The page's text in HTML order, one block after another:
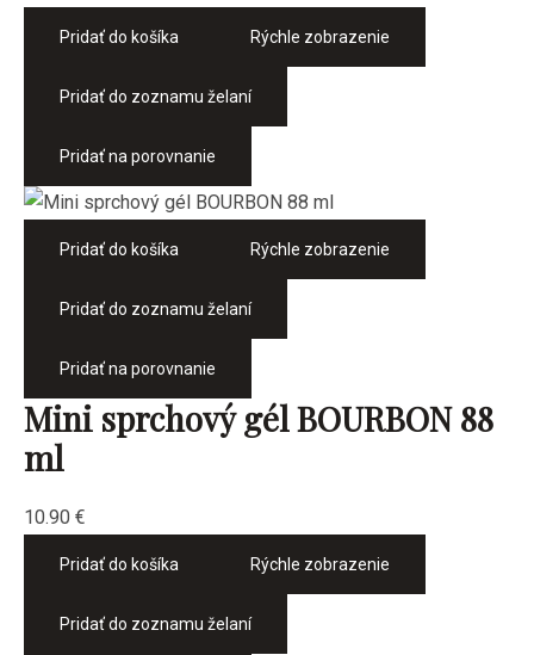
Pridať do košíka Rýchle zobrazenie
Pridať do zoznamu želaní
Pridať na porovnanie
Pridať do košíka Rýchle zobrazenie
Pridať do zoznamu želaní
Pridať na porovnanie
Mini sprchový gél BOURBON 88
ml
10.90 €
Pridať do košíka Rýchle zobrazenie
Pridať do zoznamu želaní